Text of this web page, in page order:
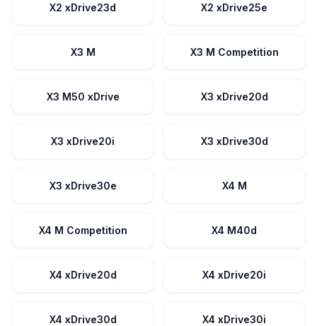
X2 xDrive23d X2 xDrive25e
X3 M X3 M Competition
X3 M50 xDrive X3 xDrive20d
X3 xDrive20i X3 xDrive30d
X3 xDrive30e X4 M
X4 M Competition X4 M40d
X4 xDrive20d X4 xDrive20i
X4 xDrive30d X4 xDrive30i